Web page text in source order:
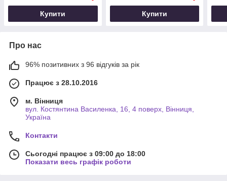
Купити Купити
Про нас
96% позитивних з 96 відгуків за рік
Працює з 28.10.2016
м. Вінниця
вул. Костянтина Василенка, 16, 4 поверх, Вінниця,
Україна
Контакти
Сьогодні працює з 09:00 до 18:00
Показати весь графік роботи